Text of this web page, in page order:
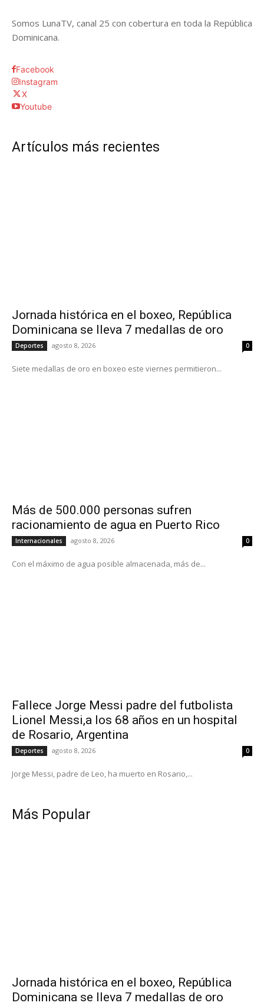
Somos LunaTV, canal 25 con cobertura en toda la República
Dominicana.
Facebook
Instagram
X
Youtube
Artículos más recientes
Jornada histórica en el boxeo, República
Dominicana se lleva 7 medallas de oro
Deportes agosto 8, 2026 0
Siete medallas de oro en boxeo este viernes permitieron...
Más de 500.000 personas sufren
racionamiento de agua en Puerto Rico
Internacionales agosto 8, 2026 0
Con el máximo de agua posible almacenada, más de...
Fallece Jorge Messi padre del futbolista
Lionel Messi,a los 68 años en un hospital
de Rosario, Argentina
Deportes agosto 8, 2026 0
Jorge Messi, padre de Leo, ha muerto en Rosario,...
Más Popular
Jornada histórica en el boxeo, República
Dominicana se lleva 7 medallas de oro